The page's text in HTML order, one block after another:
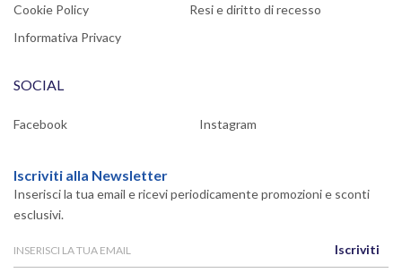
Cookie Policy
Resi e diritto di recesso
Informativa Privacy
SOCIAL
Facebook Instagram
Iscriviti alla Newsletter
Inserisci la tua email e ricevi periodicamente promozioni e sconti
esclusivi.
Iscriviti